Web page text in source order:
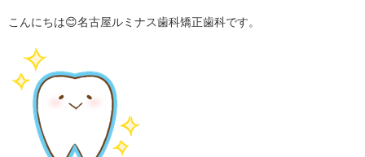
こんにちは😊名古屋ルミナス歯科矯正歯科です。